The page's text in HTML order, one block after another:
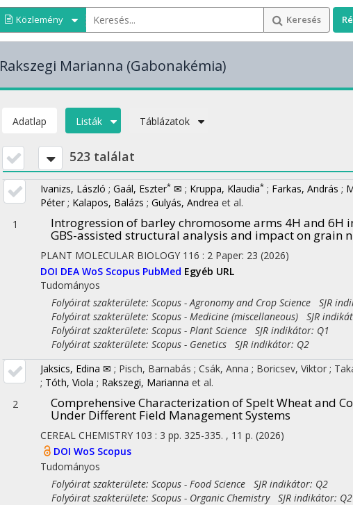
Közlemény Keresés
Rakszegi Marianna (Gabonakémia)
Adatlap Listák Táblázatok
523 találat
1
Ivanizs, László ; Gaál, Eszter* ✉ ; Kruppa, Klaudia* ; Farkas, András ;
Péter ; Kalapos, Balázs ; Gulyás, Andrea et al.
Introgression of barley chromosome arms 4H and 6H
GBS-assisted structural analysis and impact on grain
PLANT MOLECULAR BIOLOGY 116 : 2 Paper: 23 (2026)
DOI DEA WoS Scopus PubMed Egyéb URL
Tudományos
Folyóirat szakterülete: Scopus - Agronomy and Crop Science SJR
Folyóirat szakterülete: Scopus - Medicine (miscellaneous) SJR
Folyóirat szakterülete: Scopus - Plant Science SJR indikátor: Q1
Folyóirat szakterülete: Scopus - Genetics SJR indikátor: Q2
2
Jaksics, Edina ✉ ; Pisch, Barnabás ; Csák, Anna ; Boricsev, Viktor ;
; Tóth, Viola ; Rakszegi, Marianna et al.
Comprehensive Characterization of Spelt Wheat and
Under Different Field Management Systems
CEREAL CHEMISTRY 103 : 3 pp. 325-335. , 11 p. (2026)
DOI WoS Scopus
Tudományos
Folyóirat szakterülete: Scopus - Food Science SJR indikátor: Q2
Folyóirat szakterülete: Scopus - Organic Chemistry SJR indikátor: Q2